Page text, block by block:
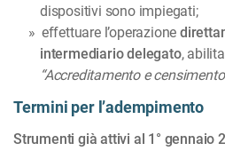
dispositivi sono impiegati;
effettuare l’operazione
intermediario delegato,
“Accreditamento e
Termini per l’adempimento
Strumenti già attivi al 1° gennaio